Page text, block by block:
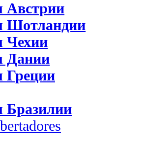
Австрии
Шотландии
Чехии
Дании
Греции
Бразилии